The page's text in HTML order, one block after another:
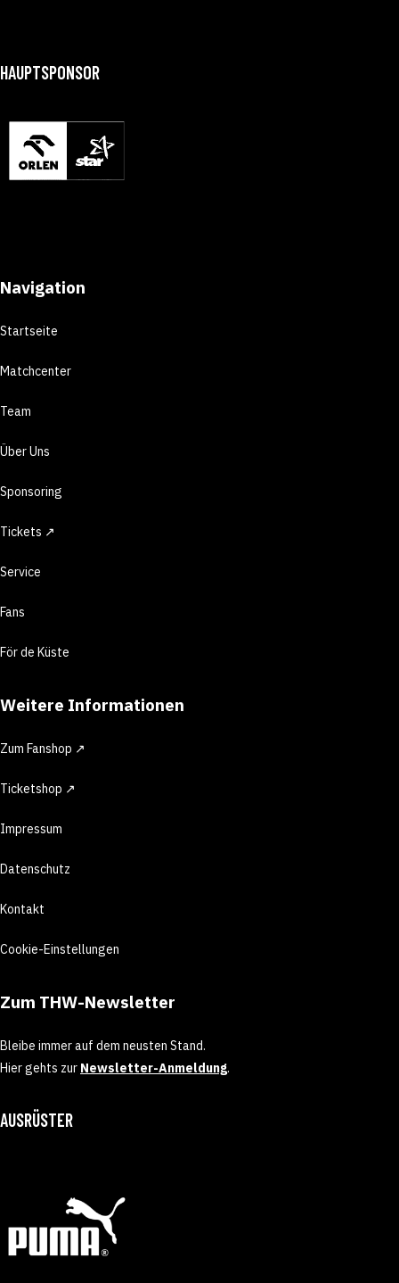
HAUPTSPONSOR
Navigation
Startseite
Matchcenter
Team
Über Uns
Sponsoring
Tickets ↗
Service
Fans
För de Küste
Weitere Informationen
Zum Fanshop ↗
Ticketshop ↗
Impressum
Datenschutz
Kontakt
Cookie-Einstellungen
Zum THW-Newsletter
Bleibe immer auf dem neusten Stand.
Hier gehts zur Newsletter-Anmeldung.
AUSRÜSTER